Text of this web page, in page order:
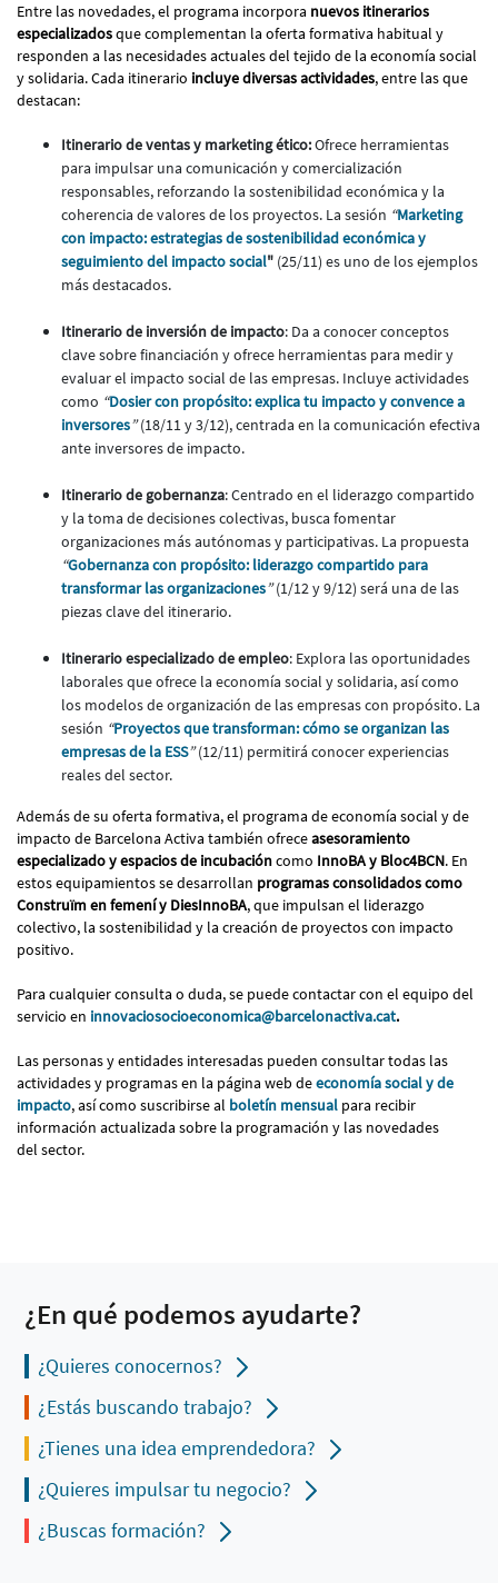
Entre las novedades, el programa incorpora nuevos itinerarios
especializadosque complementan la oferta formativa habitual y
responden a las necesidades actuales del tejido de la economía social
y solidaria. Cada itinerario incluye diversas actividades, entre las que
destacan:
Itinerario de ventas y marketing ético:Ofrece herramientas
para impulsar una comunicación y comercialización
responsables, reforzando la sostenibilidad económica y la
coherencia de valores de los proyectos. La sesión “Marketing
con impacto: estrategias de sostenibilidad económica y
seguimiento del impacto social" (25/11) es uno de los ejemplos
más destacados.
Itinerario de inversión de impacto: Da a conocer conceptos
clave sobre financiación y ofrece herramientas para medir y
evaluar el impacto social de las empresas. Incluye actividades
como “Dosier con propósito: explica tu impacto y convence a
inversores”(18/11 y 3/12), centrada en la comunicación efectiva
ante inversores de impacto.
Itinerario de gobernanza: Centrado en el liderazgo compartido
y la toma de decisiones colectivas, busca fomentar
organizaciones más autónomas y participativas. La propuesta
“Gobernanza con propósito: liderazgo compartido para
transformar las organizaciones”(1/12 y 9/12) será una de las
piezas clave del itinerario.
Itinerario especializado de empleo: Explora las oportunidades
laborales que ofrece la economía social y solidaria, así como
los modelos de organización de las empresas con propósito. La
sesión “Proyectos que transforman: cómo se organizan las
empresas de la ESS”(12/11) permitirá conocer experiencias
reales del sector.
Además de su oferta formativa, el programa de economía social y de
impacto de Barcelona Activa también ofreceasesoramiento
especializado y espacios de incubacióncomo InnoBA y Bloc4BCN. En
estos equipamientos se desarrollan programas consolidados como
Construïm en femení y DiesInnoBA, que impulsan el liderazgo
colectivo, la sostenibilidad y la creación de proyectos con impacto
positivo.
Para cualquier consulta o duda, se puede contactar con el equipo del
servicio en innovaciosocioeconomica@barcelonactiva.cat.
Las personas y entidades interesadas pueden consultar todas las
actividades y programas en la página web deeconomía social y de
impacto, así como suscribirse al boletín mensual para recibir
información actualizada sobre la programación y las novedades
del sector.
¿En qué podemos ayudarte?
¿Quieres conocernos?
¿Estás buscando trabajo?
¿Tienes una idea emprendedora?
¿Quieres impulsar tu negocio?
¿Buscas formación?